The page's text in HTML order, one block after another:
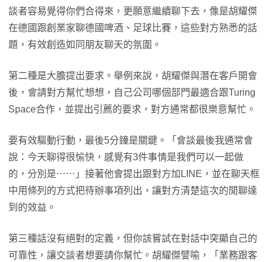
談者容易覺得你們合得來，更願意繼續聊下去，像是胡耀傑
在德國跟創業家聊德國啤酒、足球比賽，這些對方熟悉的話
題，有效創造如同朋友聊天的氛圍。
第二種是大膽提出要求。舉例來說，胡耀傑與潛在客戶開會
後，會請對方幫忙想想，自己公司哪個部門最適合跟Turing
Space合作，並提出引薦的要求，對方通常都很樂意幫忙。
要有效驅動行動，最後5分鐘是關鍵。「會談最後我通常會
說：今天聊得很愉快，感覺有3件事情是我們可以一起做
的，分別是⋯⋯」接著他會提出跟對方加LINE，並在聊天框
中用條列的方式把待辦事項列出，讓對方清楚這次的閒聊達
到的效益。
第三種話沒有絕對的定義，但你該嘗試在對話中突顯自己的
可靠性，讓交談者想要請你幫忙。胡耀傑譬喻，「業務跟客